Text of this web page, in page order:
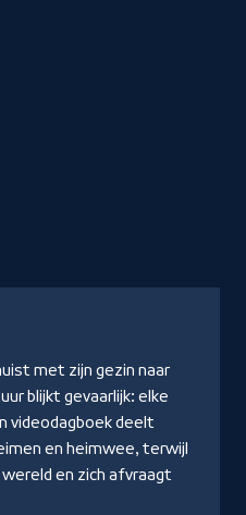
met zijn gezin naar
blijkt gevaarlijk: elke
videodagboek deelt
en heimwee, terwijl
en zich afvraagt